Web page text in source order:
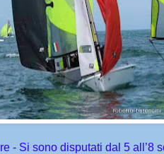
- Si sono disputati dal 5 all’8